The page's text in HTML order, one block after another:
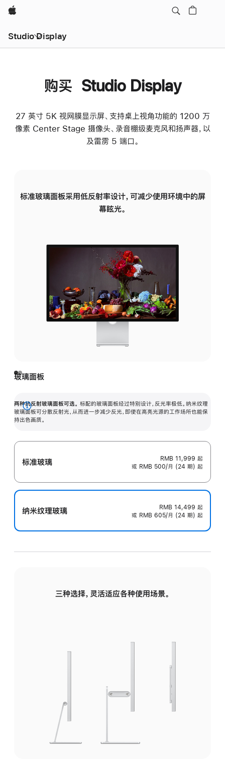
Apple
Studio Display
购买 Studio Display
27 英寸 5K 视网膜显示屏、支持桌上视角功能的 1200 万
像素 Center Stage 摄像头、录音棚级麦克风和扬声器，以
及雷雳 5 端口。
标准玻璃面板采用低反射率设计，可减少使用环境中的屏
幕眩光。
玻璃面板
两种抗反射玻璃面板可选。 标配的玻璃面板经过特别设计，反光率极低。纳米纹理
玻璃面板可分散反射光，从而进一步减少反光，即使在高亮光源的工作场所也能保
持出色画质。
展
开
标准玻璃 RMB 11,999 起
或 RMB 500/月 (24 期) 起
纳米纹理玻璃 RMB 14,499 起
或 RMB 605/月 (24 期) 起
三种选择，灵活适应各种使用场景。